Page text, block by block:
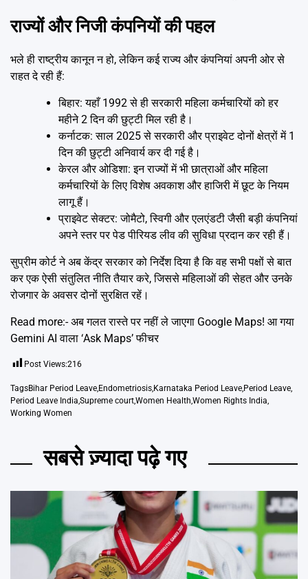
राज्यों और निजी कंपनियों की पहल
भले ही राष्ट्रीय कानून न हो, लेकिन कई राज्य और कंपनियां अपनी ओर से
राहत दे रही हैं:
बिहार: यहाँ 1992 से ही सरकारी महिला कर्मचारियों को हर
महीने 2 दिन की छुट्टी मिल रही है।
कर्नाटक: साल 2025 से सरकारी और प्राइवेट दोनों क्षेत्रों में 1
दिन की छुट्टी अनिवार्य कर दी गई है।
केरल और ओडिशा: इन राज्यों में भी छात्राओं और महिला
कर्मचारियों के लिए विशेष अवकाश और हाजिरी में छूट के नियम
लागू हैं।
प्राइवेट सेक्टर: जोमैटो, स्विगी और एलएंडटी जैसी बड़ी कंपनियां
अपने स्तर पर पेड पीरियड लीव की सुविधा प्रदान कर रही हैं।
सुप्रीम कोर्ट ने अब केंद्र सरकार को निर्देश दिया है कि वह सभी पक्षों से बात
कर एक ऐसी संतुलित नीति तैयार करे, जिससे महिलाओं की सेहत और उनके
रोजगार के अवसर दोनों सुरक्षित रहें।
Read more:-अब गलत रास्ते पर नहीं ले जाएगा Google Maps! आ गया
Gemini AI वाला ‘Ask Maps’ फीचर
Post Views:216
TagsBihar Period Leave,Endometriosis,Karnataka Period Leave,Period Leave,
Period Leave India,Supreme court,Women Health,Women Rights India,
Working Women
सबसे ज़्यादा पढ़े गए